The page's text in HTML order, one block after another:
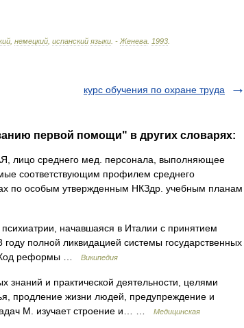
немецкий испанский языки . - Женева 1993
курс обучения по охране труда
первой помощи" в других словарях:
среднего мед. персонала, выполняющее
соответствующим профилем среднего
по особым утвержденным НКЗдр. учебным планам
начавшаяся в Италии с принятием
полной ликвидацией системы государственных
Ход реформы …
Википедия
и практической деятельности, целями
продление жизни людей, предупреждение и
М. изучает строение и… …
Медицинская